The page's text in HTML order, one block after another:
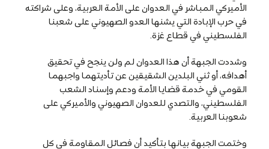
الأميركي المباشر في العدوان على الأمة العربية، وعلى شراكته
في حرب الإبادة التي يشنها العدو الصهيوني على شعبنا
الفلسطيني في قطاع غزة.
وشددت الجبهة أن هذا العدوان لم ولن ينجح في تحقيق
أهدافه، أو ثني البلدين الشقيقين عن تأديتهما واجبهما
القومي في خدمة قضايا الأمة ودعم وإسناد الشعب
الفلسطيني، والتصدي للعدوان الصهيوني والأميركي على
شعوبنا العربية.
وختمت الجبهة بيانها بتأكيد أن فصائل المقاومة في كل